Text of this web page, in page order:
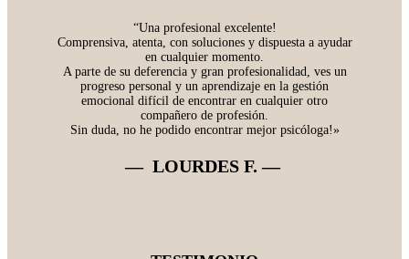
“Una profesional excelente!
Comprensiva, atenta, con soluciones y dispuesta a ayudar
en cualquier momento.
A parte de su deferencia y gran profesionalidad, ves un
progreso personal y un aprendizaje en la gestión
emocional difícil de encontrar en cualquier otro
compañero de profesión.
Sin duda, no he podido encontrar mejor psicóloga!»
— LOURDES F.—